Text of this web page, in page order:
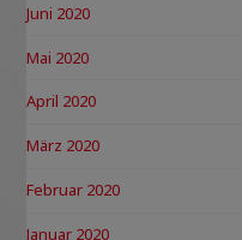
Juni 2020
Mai 2020
April 2020
März 2020
Februar 2020
Januar 2020